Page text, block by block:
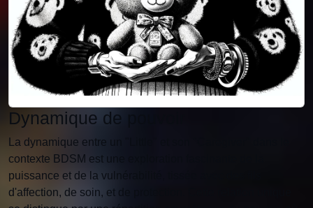
Dynamique de pouvoir
La dynamique entre un "Little" et son "Caregiver" dans le
contexte BDSM est une exploration fascinante de la
puissance et de la vulnérabilité, tissée avec des fils
d'affection, de soin, et de protection. Cette relation unique